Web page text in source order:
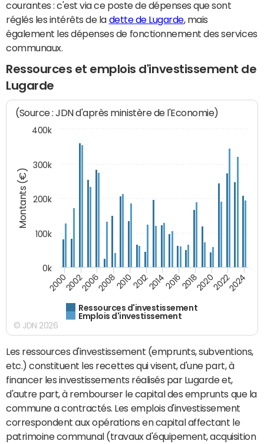
courantes : c'est via ce poste de dépenses que sont
réglés les intérêts de la dette de Lugarde, mais
également les dépenses de fonctionnement des services
communaux.
Ressources et emplois d'investissement de
Lugarde
Montants (€)
(Source : JDN d'après ministère de l'Economie)
Ressources d'investissement
Emplois d'investissement
200020022006200820102012201420162018202020222024
0k
100k
200k
300k
400k
© JDN 2026
Les ressources d'investissement (emprunts, subventions,
etc.) constituent les recettes qui visent, d'une part, à
financer les investissements réalisés par Lugarde et,
d'autre part, à rembourser le capital des emprunts que la
commune a contractés. Les emplois d'investissement
correspondent aux opérations en capital affectant le
patrimoine communal (travaux d'équipement, acquisition